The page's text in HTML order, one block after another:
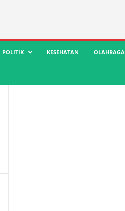
POLITIK KESEHATAN OLAHRAGA